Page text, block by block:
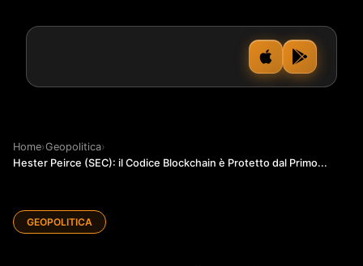
Home›Geopolitica›
Hester Peirce (SEC): il Codice Blockchain è Protetto dal Primo...
GEOPOLITICA